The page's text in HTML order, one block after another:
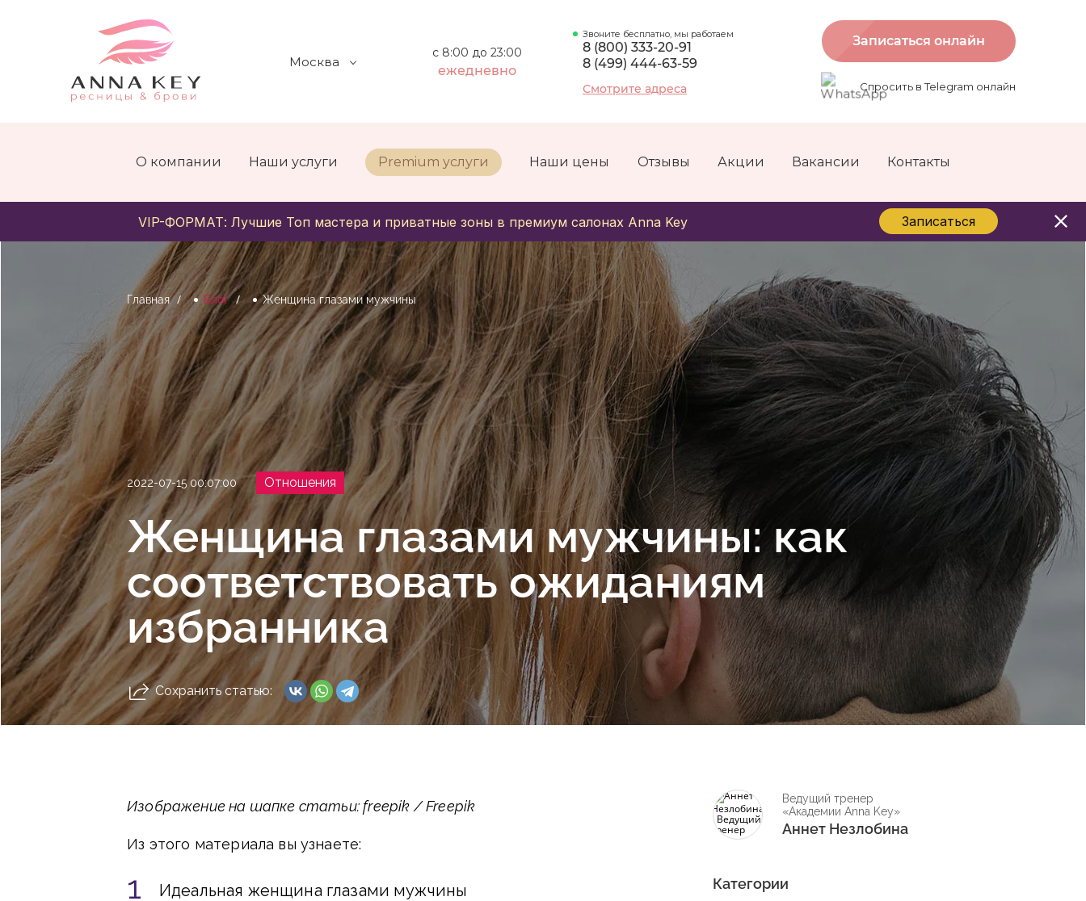
Москва
с 8:00 до 23:00
ежедневно
Звоните бесплатно, мы работаем
8 (800) 333-20-91
8 (499) 444-63-59
Смотрите адреса
Записаться онлайн
Спросить в Telegram онлайн
О компании Наши услуги Premium услуги Наши цены Отзывы Акции Вакансии Контакты
Главная Блог Женщина глазами мужчины
2022-07-15 00:07:00 Отношения
Женщина глазами мужчины: как
соответствовать ожиданиям
избранника
Сохранить статью:
Изображение на шапке статьи: freepik / Freepik
Из этого материала вы узнаете:
Идеальная женщина глазами мужчины
Ведущий тренер
«Академии Anna Key»
Аннет Незлобина
Категории
VIP-ФОРМАТ: Лучшие Топ мастера и приватные зоны в премиум салонах Anna Key Записаться